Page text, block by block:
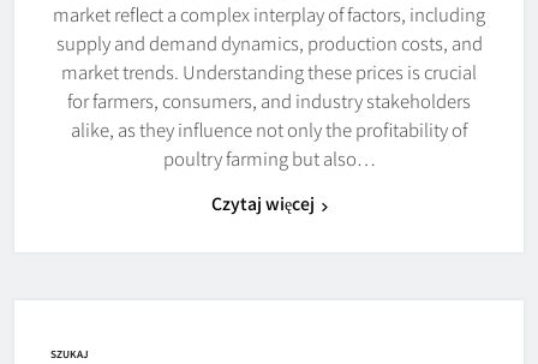
market reflect a complex interplay of factors, including
supply and demand dynamics, production costs, and
market trends. Understanding these prices is crucial
for farmers, consumers, and industry stakeholders
alike, as they influence not only the profitability of
poultry farming but also…
Czytaj więcej
SZUKAJ